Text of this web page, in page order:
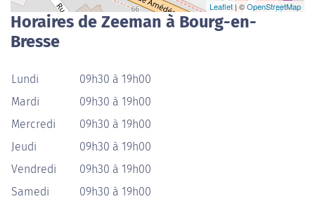
Leaflet | ©OpenStreetMap
Horaires de Zeeman à Bourg-en-
Bresse
Lundi
09h30 à 19h00
Mardi
09h30 à 19h00
Mercredi
09h30 à 19h00
Jeudi
09h30 à 19h00
Vendredi
09h30 à 19h00
Samedi
09h30 à 19h00